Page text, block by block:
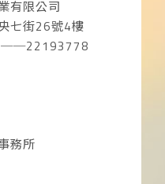
有限公司
七街26號4樓
──22193778
務所